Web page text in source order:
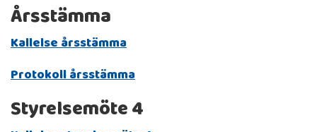
Årsstämma
Kallelse årsstämma
Protokoll årsstämma
Styrelsemöte 4